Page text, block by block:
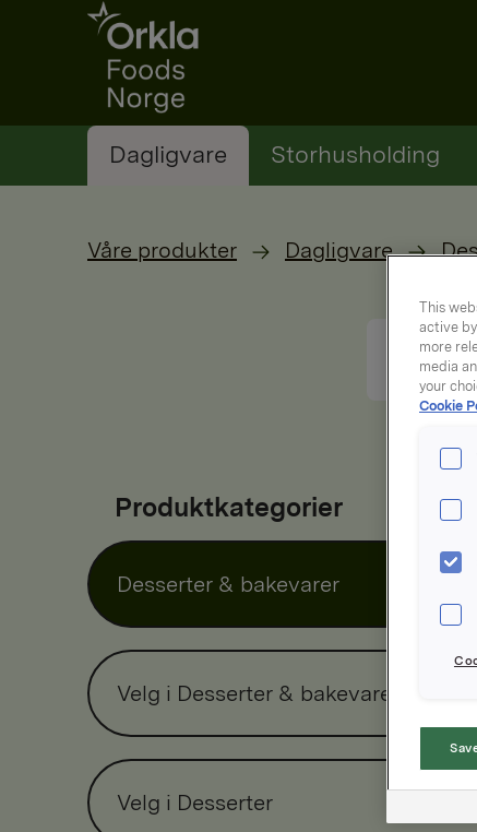
Go to frontpage
Dagligvare Storhusholding
Våre produkter Dagligvare
Produktkategorier
Desserter & bakevarer
Velg i Desserter & bakevarer
Velg i Desserter
This
active
more
media
your
Cookie